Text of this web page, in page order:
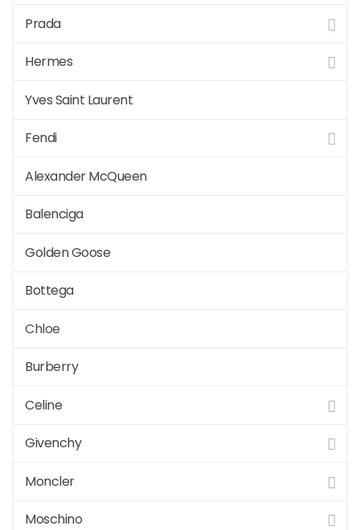
Prada
Hermes
Yves Saint Laurent
Fendi
Alexander McQueen
Balenciga
Golden Goose
Bottega
Chloe
Burberry
Celine
Givenchy
Moncler
Moschino